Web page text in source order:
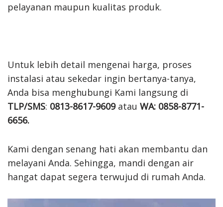
pelayanan maupun kualitas produk.
Untuk lebih detail mengenai harga, proses
instalasi atau sekedar ingin bertanya-tanya,
Anda bisa menghubungi Kami langsung di
TLP/SMS: 0813-8617-9609 atau WA: 0858-8771-
6656.
Kami dengan senang hati akan membantu dan
melayani Anda. Sehingga, mandi dengan air
hangat dapat segera terwujud di rumah Anda.